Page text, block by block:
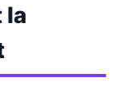
la